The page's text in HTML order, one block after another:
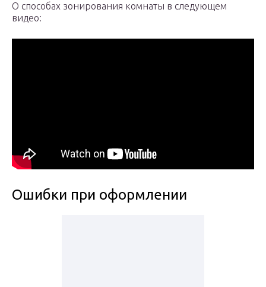
О способах зонирования комнаты в следующем
видео:
Ошибки при оформлении